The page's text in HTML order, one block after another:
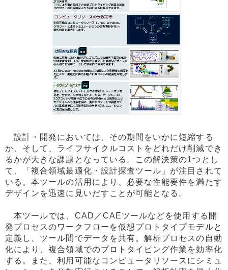
設計・開発においては、その期間をいかに短縮する
か、そして、ライフサイクルコストをどれだけ削減でき
るかが大きな課題となっている。この解決策の1つとし
て、「複合領域最適化・設計探査ツール」が注目されて
いる。本ツールの活用により、必要な性能要件を満たす
デザインを迅速に見いだすことが可能となる。
本ツールでは、CAD／CAEツールなどを使用する開
発プロセスのワークフローを仮想プロトタイプモデルと
定義し、ツール間でデータを共有。解析プロセスの自動
化により、複合領域でのプロトタイピング作業を効率化
する。また、利用可能なコンピュータリソースにシミュ